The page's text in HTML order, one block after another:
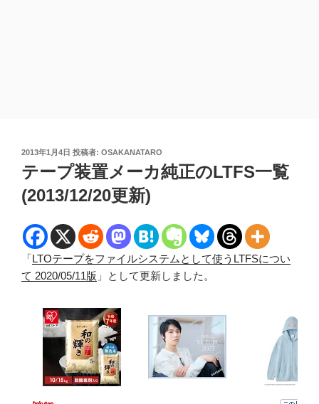
投
稿
日:
2013年1月4日 投稿者: OSAKANATARO
テープ装置メーカ純正のLTFS一覧
(2013/12/20更新)
「LTOテープをファイルシステムとして使うLTFSについ
て 2020/05/11版 」として更新しました。